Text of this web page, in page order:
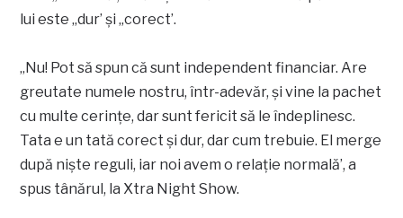
lui este „dur’ și „corect’.
„Nu! Pot să spun că sunt independent financiar. Are
greutate numele nostru, într-adevăr, și vine la pachet
cu multe cerințe, dar sunt fericit să le îndeplinesc.
Tata e un tată corect și dur, dar cum trebuie. El merge
după niște reguli, iar noi avem o relație normală’, a
spus tânărul, la Xtra Night Show.